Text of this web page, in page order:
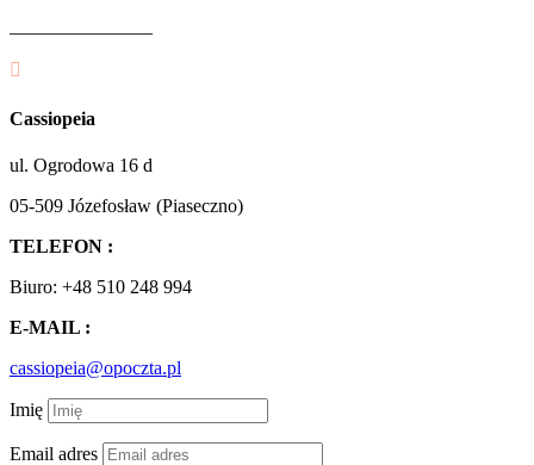

Cassiopeia
ul. Ogrodowa 16 d
05-509 Józefosław (Piaseczno)
TELEFON :
Biuro: +48 510 248 994
E-MAIL :
cassiopeia@opoczta.pl
Imię
Email adres